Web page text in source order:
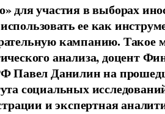
для участия в выборах
ее как
кампанию. Такое
анализа, доцент
Павел Данилин на
социальных
и экспертная